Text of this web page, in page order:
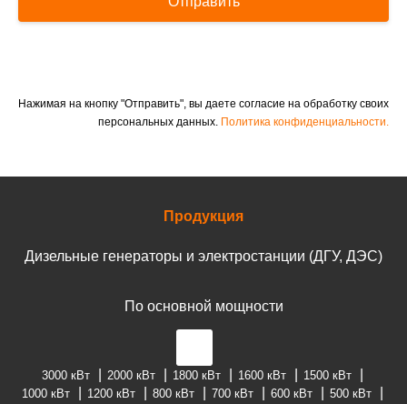
Нажимая на кнопку "Отправить", вы даете согласие на обработку своих
персональных данных. Политика конфиденциальности.
Продукция
Дизельные генераторы и электростанции (ДГУ, ДЭС)
По основной мощности
3000 кВт 2000 кВт 1800 кВт 1600 кВт
1500 кВт
1000 кВт
1200 кВт 800 кВт 700 кВт 600 кВт
500 кВт